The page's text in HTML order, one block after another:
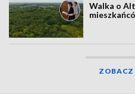
Walka o
ZOBACZ